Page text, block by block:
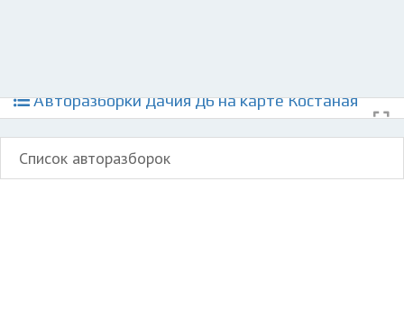
Авторазборки Дачия Д6 на карте Костаная
Список авторазборок